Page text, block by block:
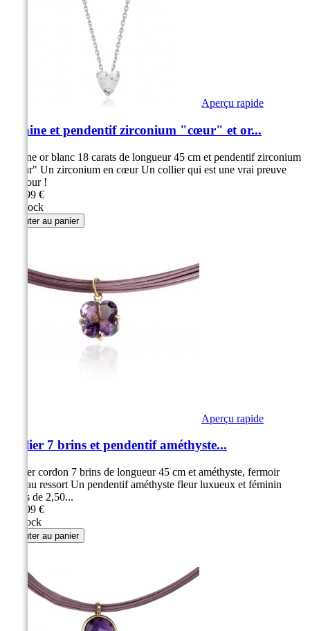
Aperçu rapide
Chaine et pendentif zirconium "cœur" et or...
Chaine or blanc 18 carats de longueur 45 cm et pendentif zirconium
"cœur" Un zirconium en cœur Un collier qui est une vrai preuve
d'amour !
299,99 €
En stock
Ajouter au panier
Aperçu rapide
Collier 7 brins et pendentif améthyste...
Collier cordon 7 brins de longueur 45 cm et améthyste, fermoir
anneau ressort Un pendentif améthyste fleur luxueux et féminin
Poids de 2,50...
299,99 €
en stock
Ajouter au panier